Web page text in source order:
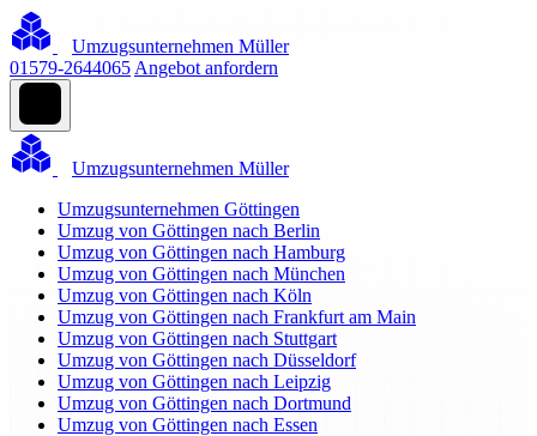
Umzugsunternehmen Müller
01579-2644065 Angebot anfordern
Umzugsunternehmen Müller
Umzugsunternehmen Göttingen
Umzug von Göttingen nach Berlin
Umzug von Göttingen nach Hamburg
Umzug von Göttingen nach München
Umzug von Göttingen nach Köln
Umzug von Göttingen nach Frankfurt am Main
Umzug von Göttingen nach Stuttgart
Umzug von Göttingen nach Düsseldorf
Umzug von Göttingen nach Leipzig
Umzug von Göttingen nach Dortmund
Umzug von Göttingen nach Essen